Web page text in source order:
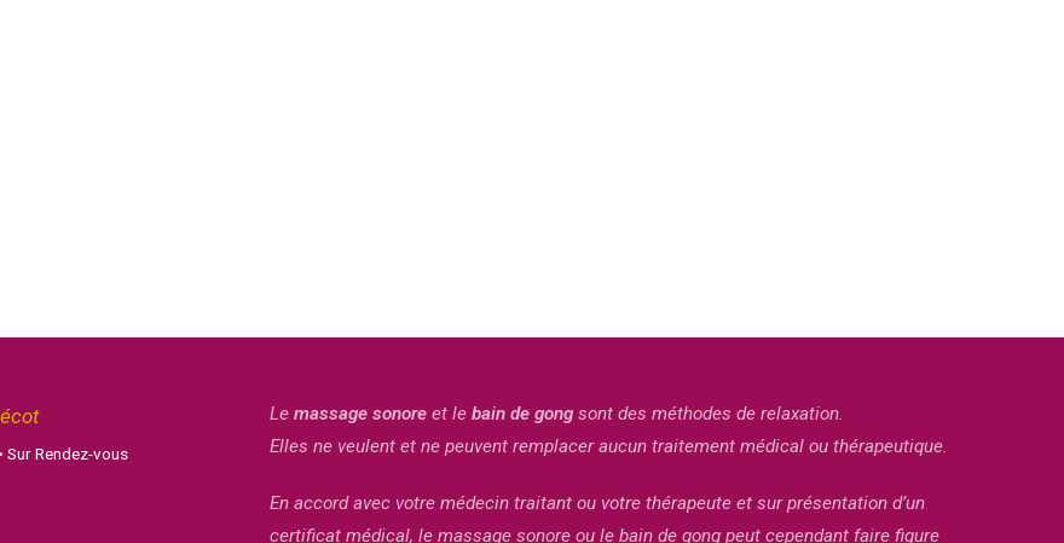
Sur Rendez-vous
Le massage sonore et le bain de gong sont des méthodes de relaxation.
Elles ne veulent et ne peuvent remplacer aucun traitement médical ou thérapeutique.
En accord avec votre médecin traitant ou votre thérapeute et sur présentation d’un
certificat médical, le massage sonore ou le bain de gong peut cependant faire figure